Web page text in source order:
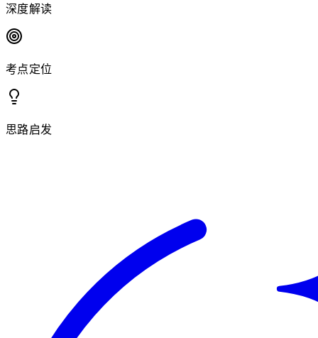
深度解读
考点定位
思路启发